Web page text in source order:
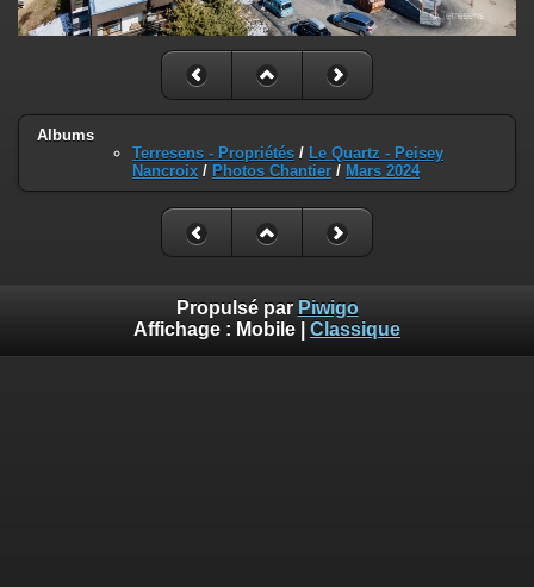
Albums
Terresens - Propriétés / Le Quartz - Peisey
Nancroix / Photos Chantier / Mars 2024
Propulsé par Piwigo
Affichage : Mobile Classique